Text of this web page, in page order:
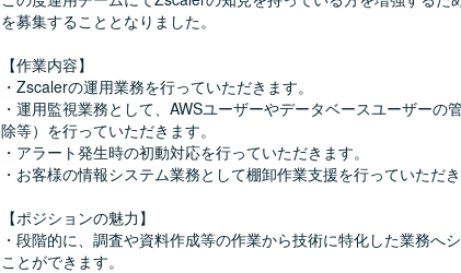
を募集することとなりました。
【作業内容】
・Zscalerの運用業務を行っていただきます。
・運用監視業務として、AWSユーザーやデータベースユーザーの
除等）を行っていただきます。
・アラート発生時の初動対応を行っていただきます。
・お客様の情報システム業務として棚卸作業支援を行っていただ
【ポジションの魅力】
・段階的に、調査や資料作成等の作業から技術に特化した業務へ
ことができます。